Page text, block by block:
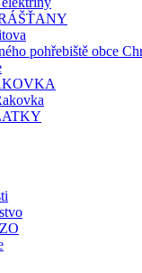
pohřebiště obce